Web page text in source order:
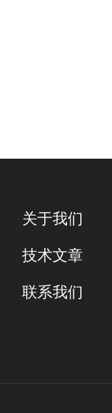
关于我们
技术文章
联系我们